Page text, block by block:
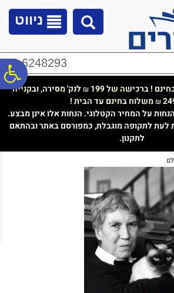
נגישות
ניווט
02-6248293
! ברכישה של 199 ₪ לנק' מסירה, ובקנייה
₪משלוח בחינם עד הבית !
על המחיר הקטלוגי. הנחות אלו אינן מבצע.
לעת לתקופה מוגבלת, כמפורסם באתר ובהתאם
לתקנון.